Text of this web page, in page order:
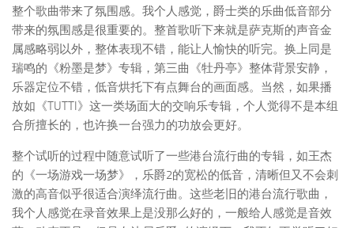
整个歌曲带来了氛围感。我个人感觉，爵士类的乐曲低音部分
带来的氛围感是很重要的。整首歌听下来就是萨克斯的声音金
属感略弱以外，整体表现不错，能让人愉快的听完。换上同是
瑞鸣的《粉墨是梦》专辑，第三曲《牡丹亭》整体背景安静，
乐器定位不错，低音烘托下有点舞台的画面感。当然，如果播
放如《TUTTI》这一类场面大的交响乐专辑，个人觉得不是本组
合所擅长的，也许换一台强力的功放会更好。
整个试听的过程中随意试听了一些港台流行曲的专辑，如王杰
的《一场游戏一场梦》，乐爵2的宽松的低音，清晰但又不会刺
激的高音似乎很适合演绎流行曲。这些老旧的港台流行歌曲，
我个人感觉在录音效果上是没那么好的，一般给人感觉是音效